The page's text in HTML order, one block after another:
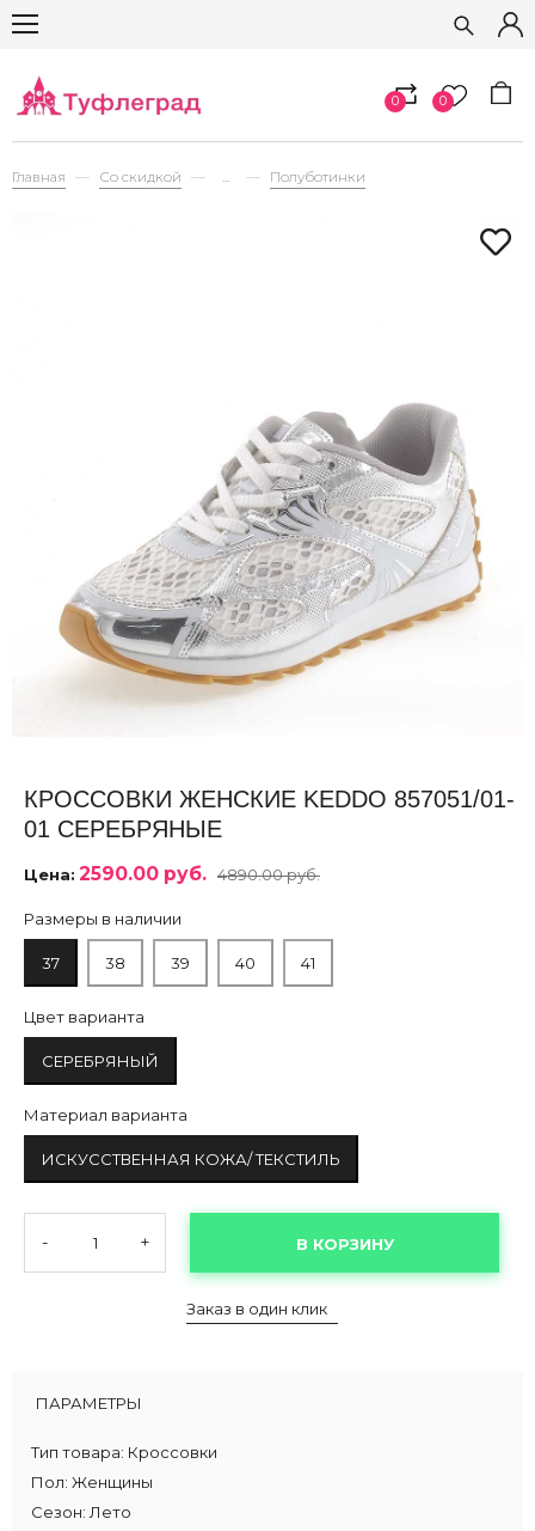
0 0
Главная Со скидкой ... Полуботинки
КРОССОВКИ ЖЕНСКИЕ KEDDO 857051/01-
01 СЕРЕБРЯНЫЕ
Цена: 2590.00 руб. 4890.00 руб.
Размеры в наличии
37 38 39 40 41
Цвет варианта
СЕРЕБРЯНЫЙ
Материал варианта
ИСКУССТВЕННАЯ КОЖА/ ТЕКСТИЛЬ
- + В КОРЗИНУ
Заказ в один клик
ПАРАМЕТРЫ
Тип товара: Кроссовки
Пол: Женщины
Сезон: Лето